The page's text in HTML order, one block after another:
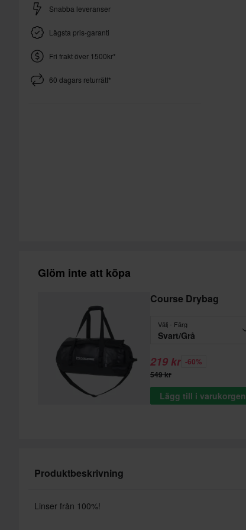
Snabba leveranser
Lägsta pris-garanti
Fri frakt över 1500kr*
60 dagars returrätt*
Glöm inte att köpa
Course Drybag
Välj - Färg
Svart/Grå
219 kr -60%
549 kr
Lägg till i varukorgen
Produktbeskrivning
Linser från 100%!